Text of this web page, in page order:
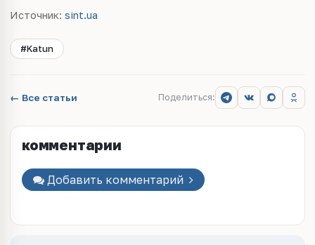
Источник: sint.ua
#Katun
← Все статьи Поделиться:
комментарии
Добавить комментарий